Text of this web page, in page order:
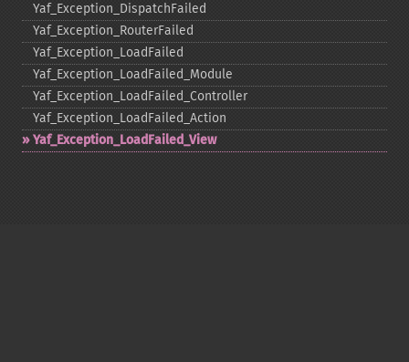
Yaf_​Exception_​DispatchFailed
Yaf_​Exception_​RouterFailed
Yaf_​Exception_​LoadFailed
Yaf_​Exception_​LoadFailed_​Module
Yaf_​Exception_​LoadFailed_​Controller
Yaf_​Exception_​LoadFailed_​Action
Yaf_​Exception_​LoadFailed_​View